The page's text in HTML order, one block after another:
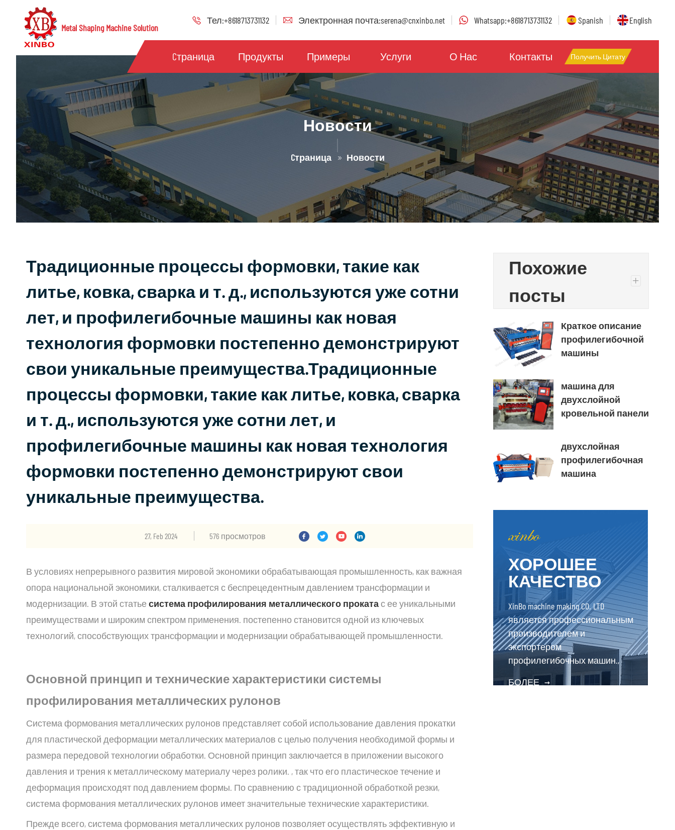
Metal Shaping Machine Solution
Тел:+8618713731132 Электронная почта:serena@cnxinbo.net Whatsapp:+8618713731132 Spanish English
Cтраница Продукты Примеры Услуги О Нас Контакты Получить Цитату
Новости
Cтраница Новости
Традиционные процессы формовки, такие как
литье, ковка, сварка и т. д., используются уже сотни
лет, и профилегибочные машины как новая
технология формовки постепенно демонстрируют
свои уникальные преимущества.Традиционные
процессы формовки, такие как литье, ковка, сварка
и т. д., используются уже сотни лет, и
профилегибочные машины как новая технология
формовки постепенно демонстрируют свои
уникальные преимущества.
27, Feb 2024 576 просмотров
В условиях непрерывного развития мировой экономики обрабатывающая промышленность, как важная
опора национальной экономики, сталкивается с беспрецедентным давлением трансформации и
модернизации. В этой статье система профилирования металлического прокатас ее уникальными
преимуществами и широким спектром применения. постепенно становится одной из ключевых
технологий, способствующих трансформации и модернизации обрабатывающей промышленности.
Основной принцип и технические характеристики системы
профилирования металлических рулонов
Система формования металлических рулонов представляет собой использование давления прокатки
для пластической деформации металлических материалов с целью получения необходимой формы и
размера передовой технологии обработки. Основной принцип заключается в приложении высокого
давления и трения к металлическому материалу через ролики. , так что его пластическое течение и
деформация происходят под давлением формы. По сравнению с традиционной обработкой резки,
система формования металлических рулонов имеет значительные технические характеристики.
Прежде всего, система формования металлических рулонов позволяет осуществлять эффективную и
Похожие
посты
+
Краткое описание
профилегибочной
машины
машина для
двухслойной
кровельной панели
двухслойная
профилегибочная
машина
ХОРОШЕЕ
КАЧЕСТВО
XinBo machine making CO. LTD
является профессиональным
производителем и
экспортером
профилегибочных машин.,
БОЛЕЕ →